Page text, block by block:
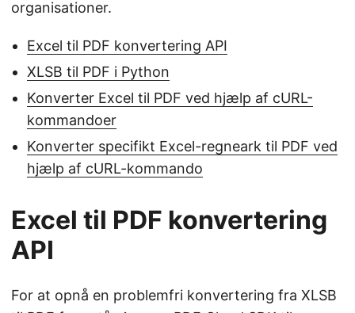
organisationer.
Excel til PDF konvertering API
XLSB til PDF i Python
Konverter Excel til PDF ved hjælp af cURL-
kommandoer
Konverter specifikt Excel-regneark til PDF ved
hjælp af cURL-kommando
Excel til PDF konvertering
API
For at opnå en problemfri konvertering fra XLSB